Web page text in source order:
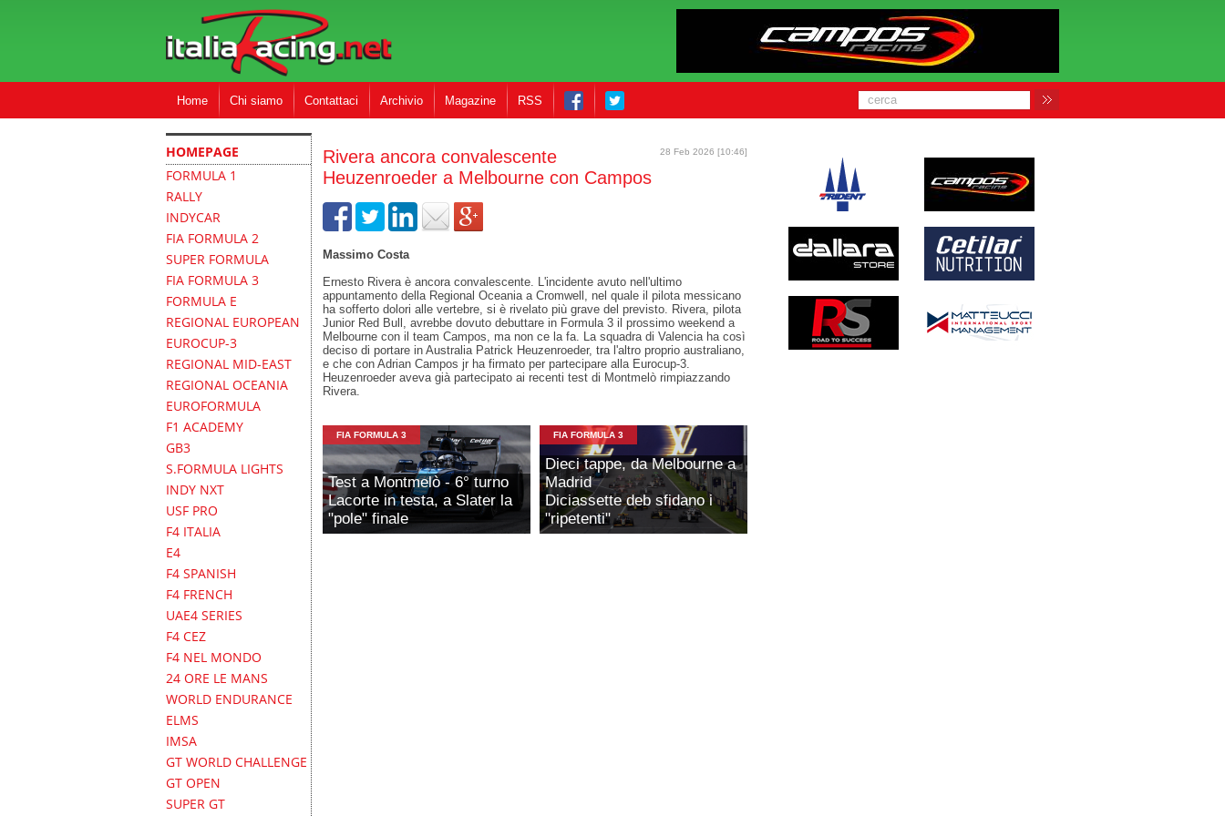
Home Chi siamo Contattaci Archivio Magazine RSS
HOMEPAGE
FORMULA 1
RALLY
INDYCAR
FIA FORMULA 2
SUPER FORMULA
FIA FORMULA 3
FORMULA E
REGIONAL EUROPEAN
EUROCUP-3
REGIONAL MID-EAST
REGIONAL OCEANIA
EUROFORMULA
F1 ACADEMY
GB3
S.FORMULA LIGHTS
INDY NXT
USF PRO
F4 ITALIA
E4
F4 SPANISH
F4 FRENCH
UAE4 SERIES
F4 CEZ
F4 NEL MONDO
24 ORE LE MANS
WORLD ENDURANCE
ELMS
IMSA
GT WORLD CHALLENGE
GT OPEN
SUPER GT
28 Feb 2026 [10:46]
Rivera ancora convalescente
Heuzenroeder a Melbourne con Campos
Massimo Costa
Ernesto Rivera è ancora convalescente. L'incidente avuto nell'ultimo
appuntamento della Regional Oceania a Cromwell, nel quale il pilota messicano
ha sofferto dolori alle vertebre, si è rivelato più grave del previsto. Rivera, pilota
Junior Red Bull, avrebbe dovuto debuttare in Formula 3 il prossimo weekend a
Melbourne con il team Campos, ma non ce la fa. La squadra di Valencia ha così
deciso di portare in Australia Patrick Heuzenroeder, tra l'altro proprio australiano,
e che con Adrian Campos jr ha firmato per partecipare alla Eurocup-3.
Heuzenroeder aveva già partecipato ai recenti test di Montmelò rimpiazzando
Rivera.
FIA FORMULA 3
Test a Montmelò - 6° turno
Lacorte in testa, a Slater la
"pole" finale
FIA FORMULA 3
Dieci tappe, da Melbourne a
Madrid
Diciassette deb sfidano i
"ripetenti"